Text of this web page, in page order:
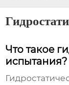
Что такое
испытания?